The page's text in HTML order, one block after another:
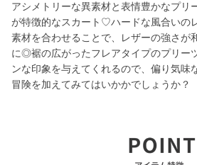
アシメトリーな異素材と表情豊かなプリ
が特徴的なスカート♡ハードな風合いの
素材を合わせることで、レザーの強さが
に◎裾の広がったフレアタイプのプリー
ンな印象を与えてくれるので、偏り気味
冒険を加えてみてはいかかでしょうか？